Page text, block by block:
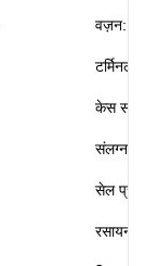
वज़न:
टर्मिनल
केस
संलग्नक
सेल
रसायन